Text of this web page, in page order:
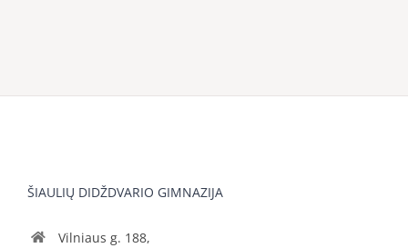
ŠIAULIŲ DIDŽDVARIO GIMNAZIJA
Vilniaus g. 188,